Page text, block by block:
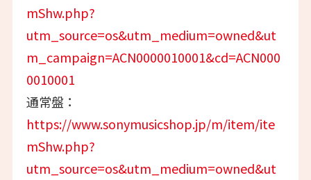
mShw.php?
utm_source=os&utm_medium=owned&ut
m_campaign=ACN0000010001&cd=ACN000
0010001
通常盤：
https://www.sonymusicshop.jp/m/item/ite
mShw.php?
utm_source=os&utm_medium=owned&ut